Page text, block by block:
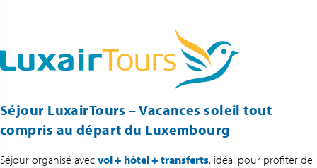
Séjour LuxairTours – Vacances soleil tout
compris au départ du Luxembourg
Séjour organisé avec vol + hôtel + transferts, idéal pour profiter de